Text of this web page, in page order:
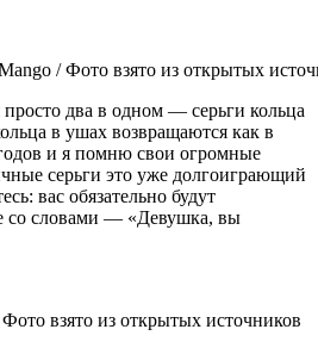
/ Фото взято из открытых
два в одном — серьги кольца
в ушах возвращаются как в
и я помню свои огромные
серьги это уже долгоиграющий
вас обязательно будут
со словами — «Девушка, вы
взято из открытых источников